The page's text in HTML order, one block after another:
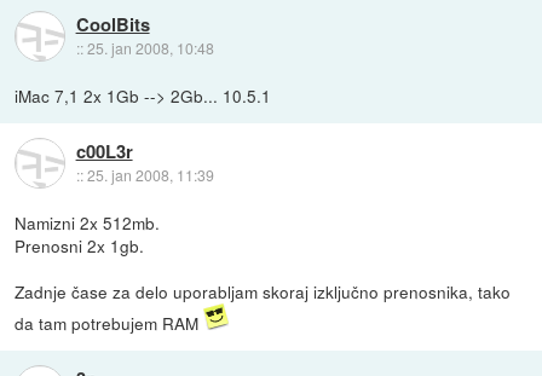
CoolBits
::25. jan 2008, 10:48
iMac 7,1 2x 1Gb --> 2Gb... 10.5.1
c00L3r
::25. jan 2008, 11:39
Namizni 2x 512mb.
Prenosni 2x 1gb.
Zadnje čase za delo uporabljam skoraj izključno prenosnika, tako
da tam potrebujem RAM